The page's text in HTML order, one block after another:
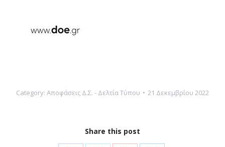
Category: Αποφάσεις Δ.Σ. - Δελτία Τύπου 21 Δεκεμβρίου 2022
Share this post